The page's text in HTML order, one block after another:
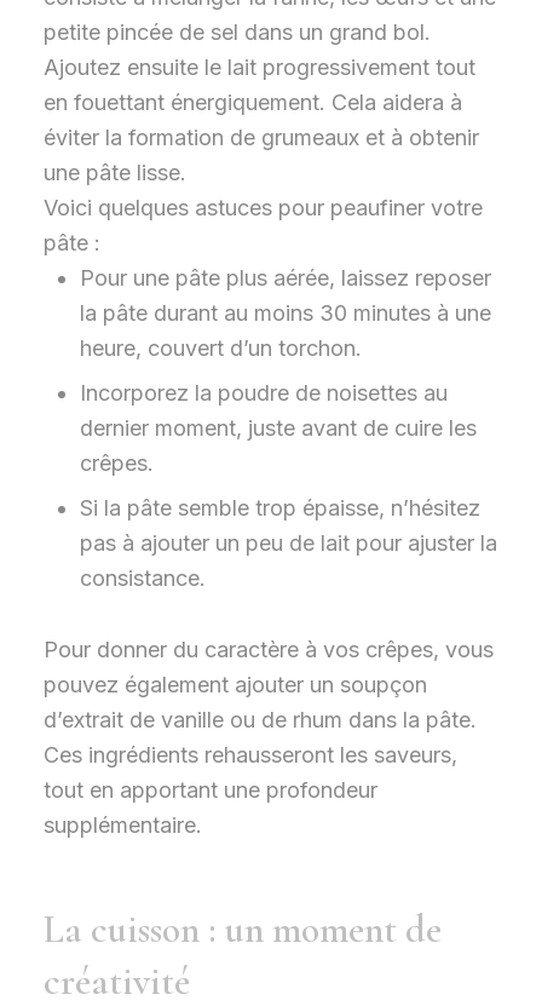
petite pincée de sel dans un grand bol.
Ajoutez ensuite le lait progressivement tout
en fouettant énergiquement. Cela aidera à
éviter la formation de grumeaux et à obtenir
une pâte lisse.
Voici quelques astuces pour peaufiner votre
pâte :
Pour une pâte plus aérée, laissez reposer
la pâte durant au moins 30 minutes à une
heure, couvert d’un torchon.
Incorporez la poudre de noisettes au
dernier moment, juste avant de cuire les
crêpes.
Si la pâte semble trop épaisse, n’hésitez
pas à ajouter un peu de lait pour ajuster la
consistance.
Pour donner du caractère à vos crêpes, vous
pouvez également ajouter un soupçon
d’extrait de vanille ou de rhum dans la pâte.
Ces ingrédients rehausseront les saveurs,
tout en apportant une profondeur
supplémentaire.
La cuisson : un moment de
créativité